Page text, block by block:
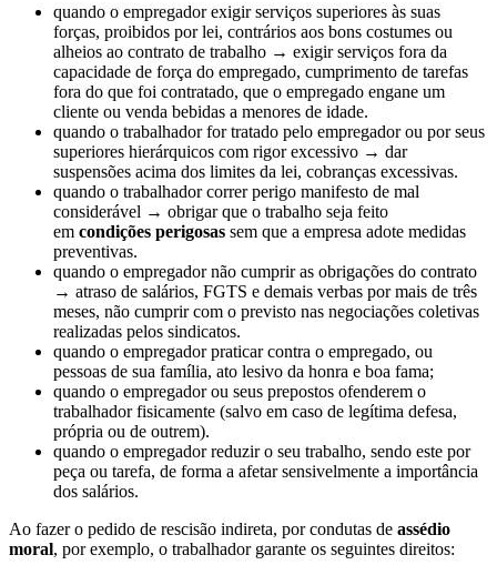
quando o empregador exigir serviços superiores às suas
forças, proibidos por lei, contrários aos bons costumes ou
alheios ao contrato de trabalho → exigir serviços fora da
capacidade de força do empregado, cumprimento de tarefas
fora do que foi contratado, que o empregado engane um
cliente ou venda bebidas a menores de idade.
quando o trabalhador for tratado pelo empregador ou por seus
superiores hierárquicos com rigor excessivo → dar
suspensões acima dos limites da lei, cobranças excessivas.
quando o trabalhador correr perigo manifesto de mal
considerável → obrigar que o trabalho seja feito
em condições perigosas sem que a empresa adote medidas
preventivas.
quando o empregador não cumprir as obrigações do contrato
→ atraso de salários, FGTS e demais verbas por mais de três
meses, não cumprir com o previsto nas negociações coletivas
realizadas pelos sindicatos.
quando o empregador praticar contra o empregado, ou
pessoas de sua família, ato lesivo da honra e boa fama;
quando o empregador ou seus prepostos ofenderem o
trabalhador fisicamente (salvo em caso de legítima defesa,
própria ou de outrem).
quando o empregador reduzir o seu trabalho, sendo este por
peça ou tarefa, de forma a afetar sensivelmente a importância
dos salários.
Ao fazer o pedido de rescisão indireta, por condutas de assédio
moral, por exemplo, o trabalhador garante os seguintes direitos: